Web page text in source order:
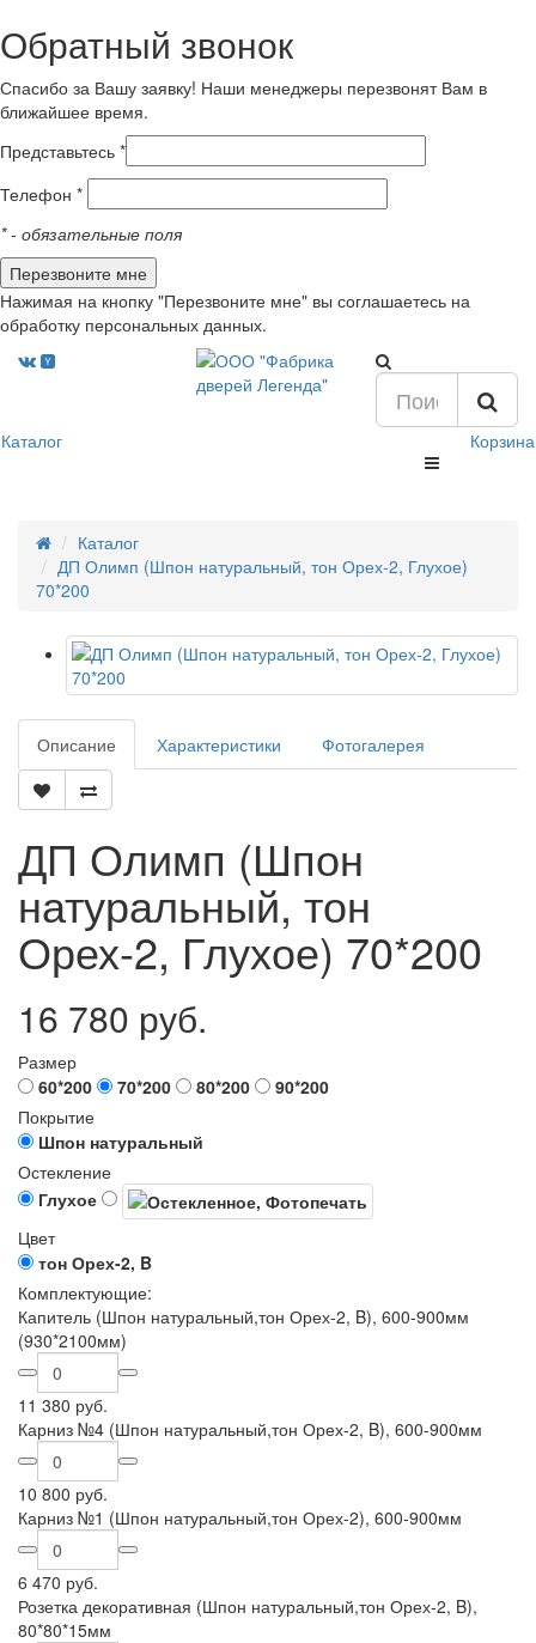
Обратный звонок
Спасибо за Вашу заявку! Наши менеджеры перезвонят Вам в
ближайшее время.
Представьтесь *
Телефон *
*- обязательные поля
Нажимая на кнопку "Перезвоните мне" вы соглашаетесь на
обработку персональных данных.
Каталог Корзина
Каталог
ДП Олимп (Шпон натуральный, тон Орех-2, Глухое)
70*200
Описание Характеристики Фотогалерея
ДП Олимп (Шпон
натуральный, тон
Орех-2, Глухое) 70*200
16 780 руб.
Размер
60*200
70*200 80*200
90*200
Покрытие
Шпон натуральный
Остекление
Глухое
Цвет
тон Орех-2, B
Комплектующие:
Капитель (Шпон натуральный,тон Орех-2, B), 600-900мм
(930*2100мм)
11 380 руб.
Карниз №4 (Шпон натуральный,тон Орех-2, B), 600-900мм
10 800 руб.
Карниз №1 (Шпон натуральный,тон Орех-2), 600-900мм
6 470 руб.
Розетка декоративная (Шпон натуральный,тон Орех-2, B),
80*80*15мм